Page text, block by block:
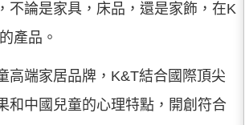
不論是家具，床品，還是家飾，在K
產品。
高端家居品牌，K&T結合國際頂尖
和中國兒童的心理特點，開創符合